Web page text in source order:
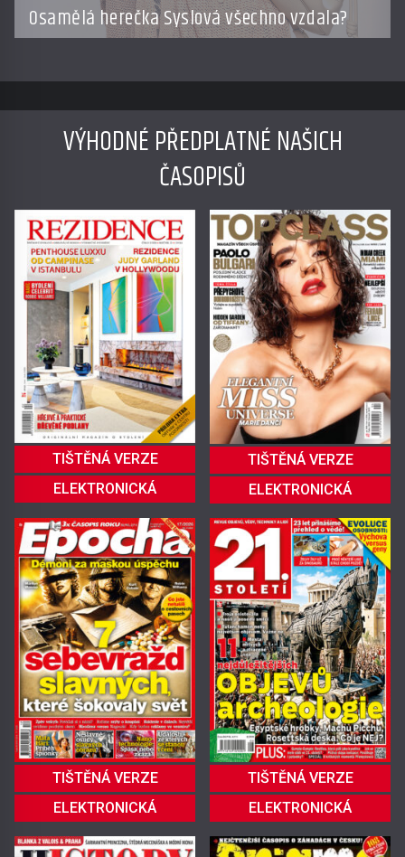
Osamělá herečka Syslová všechno vzdala?
VÝHODNÉ PŘEDPLATNÉ NAŠICH
ČASOPISŮ
TIŠTĚNÁ VERZE
ELEKTRONICKÁ
TIŠTĚNÁ VERZE
ELEKTRONICKÁ
TIŠTĚNÁ VERZE
ELEKTRONICKÁ
TIŠTĚNÁ VERZE
ELEKTRONICKÁ